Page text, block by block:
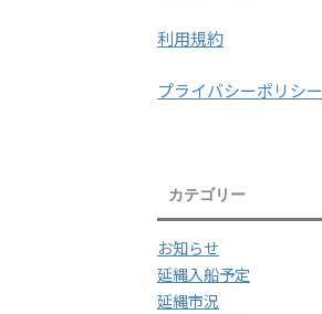
利用規約
プライバシーポリシー
カテゴリー
お知らせ
延縄入船予定
延縄市況